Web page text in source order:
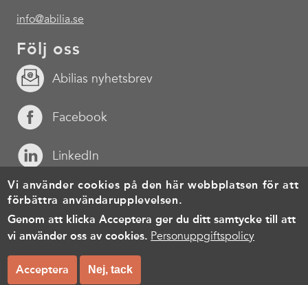
info@abilia.se
Följ oss
Abilias nyhetsbrev
Facebook
LinkedIn
YouTube
Footer
menu
Cookies Personuppgiftspolicy Användarvillkor
© Copyright 2026, All rights reserved.
Vi använder cookies på den här webbplatsen för att
förbättra användarupplevelsen.
Genom att klicka Acceptera ger du ditt samtycke till att
vi använder oss av cookies. Personuppgiftspolicy
Acceptera Nej, tack